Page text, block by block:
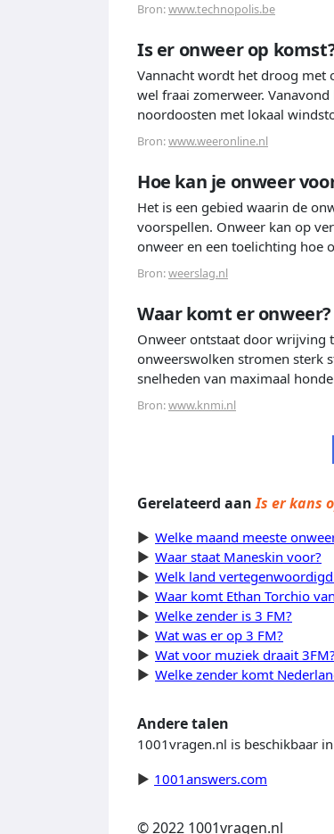
Bron:www.technopolis.be
Is er onweer op
Vannacht wordt het droog met
wel fraai zomerweer.
noordoosten met lokaal
Bron:www.weeronline.nl
Hoe kan je onweer
Het is een gebied waarin de
voorspellen. Onweer kan op
onweer en een toelichting hoe
Bron:weerslag.nl
Waar komt er onweer?
Onweer ontstaat door wrijving
onweerswolken stromen sterk
snelheden van maximaal
Bron:www.knmi.nl
Gerelateerd aanIs er kans
Welke maand meeste
Waar staat Maneskin voor?
Welk land
Waar komt Ethan Torchio
Welke zender is 3 FM?
Wat was er op 3 FM?
Wat voor muziek draait 3FM?
Welke zender komt
Andere talen
1001vragen.nl is beschikbaar
1001answers.com
© 2022 1001vragen.nl